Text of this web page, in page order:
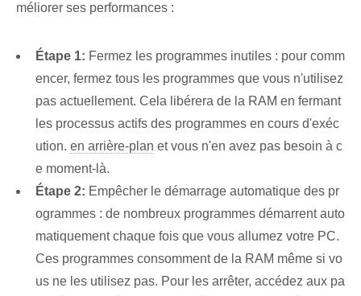
méliorer ses‌ performances :
Étape 1: Fermez les programmes inutiles : pour comm
encer, fermez tous les programmes que vous n'utilisez
pas actuellement. Cela libérera de la RAM en fermant
les processus actifs des programmes en cours d'exéc
ution. en arrière-plan et vous n'en avez pas besoin à c
e moment-là.
Étape 2: Empêcher le démarrage automatique des pr
ogrammes : de nombreux programmes démarrent auto
matiquement chaque fois que vous allumez votre PC.
Ces programmes consomment de la RAM même si vo
us ne les utilisez pas. Pour les arrêter, accédez aux pa